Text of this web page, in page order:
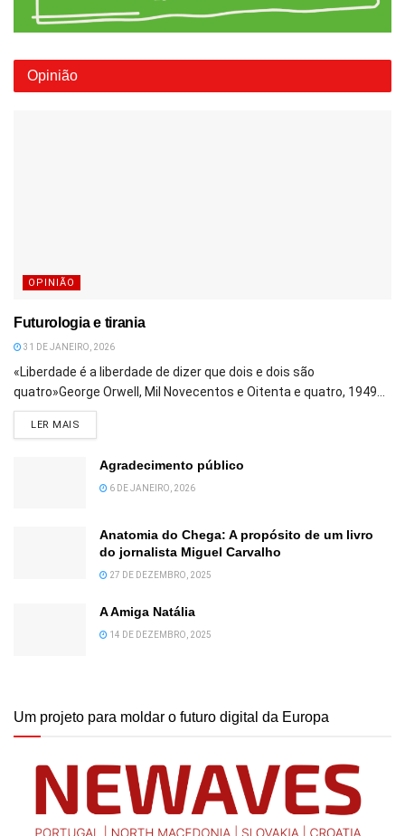
Opinião
OPINIÃO
Futurologia e tirania
31 DE JANEIRO, 2026
«Liberdade é a liberdade de dizer que dois e dois são
quatro»George Orwell, Mil Novecentos e Oitenta e quatro, 1949...
LER MAIS
Agradecimento público
6 DE JANEIRO, 2026
Anatomia do Chega: A propósito de um livro
do jornalista Miguel Carvalho
27 DE DEZEMBRO, 2025
A Amiga Natália
14 DE DEZEMBRO, 2025
Um projeto para moldar o futuro digital da Europa